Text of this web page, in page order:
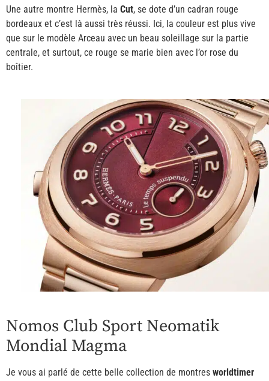
Une autre montre Hermès, la Cut, se dote d’un cadran rouge
bordeaux et c’est là aussi très réussi. Ici, la couleur est plus vive
que sur le modèle Arceau avec un beau soleillage sur la partie
centrale, et surtout, ce rouge se marie bien avec l’or rose du
boîtier.
Nomos Club Sport Neomatik
Mondial Magma
Je vous ai parlé de cette belle collection de montres worldtimer